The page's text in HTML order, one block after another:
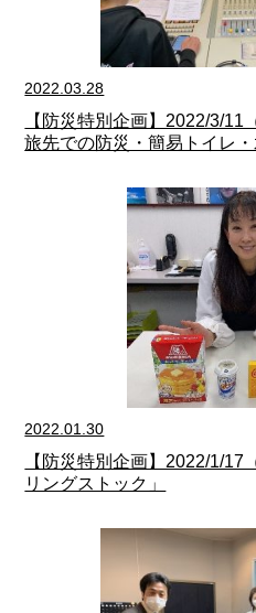
2022.03.28
【防災特別企画】2022/3/11
旅先での防災・簡易トイレ
2022.01.30
【防災特別企画】2022/1/
リングストック」